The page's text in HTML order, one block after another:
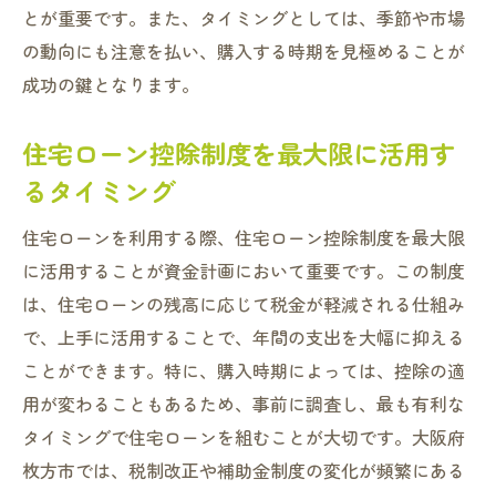
とが重要です。また、タイミングとしては、季節や市場
の動向にも注意を払い、購入する時期を見極めることが
成功の鍵となります。
住宅ローン控除制度を最大限に活用す
るタイミング
住宅ローンを利用する際、住宅ローン控除制度を最大限
に活用することが資金計画において重要です。この制度
は、住宅ローンの残高に応じて税金が軽減される仕組み
で、上手に活用することで、年間の支出を大幅に抑える
ことができます。特に、購入時期によっては、控除の適
用が変わることもあるため、事前に調査し、最も有利な
タイミングで住宅ローンを組むことが大切です。大阪府
枚方市では、税制改正や補助金制度の変化が頻繁にある